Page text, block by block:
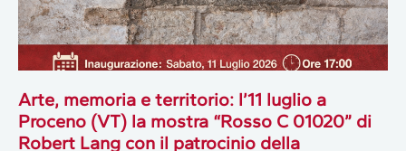
Arte, memoria e territorio: l’11 luglio a
Proceno (VT) la mostra “Rosso C 01020” di
Robert Lang con il patrocinio della